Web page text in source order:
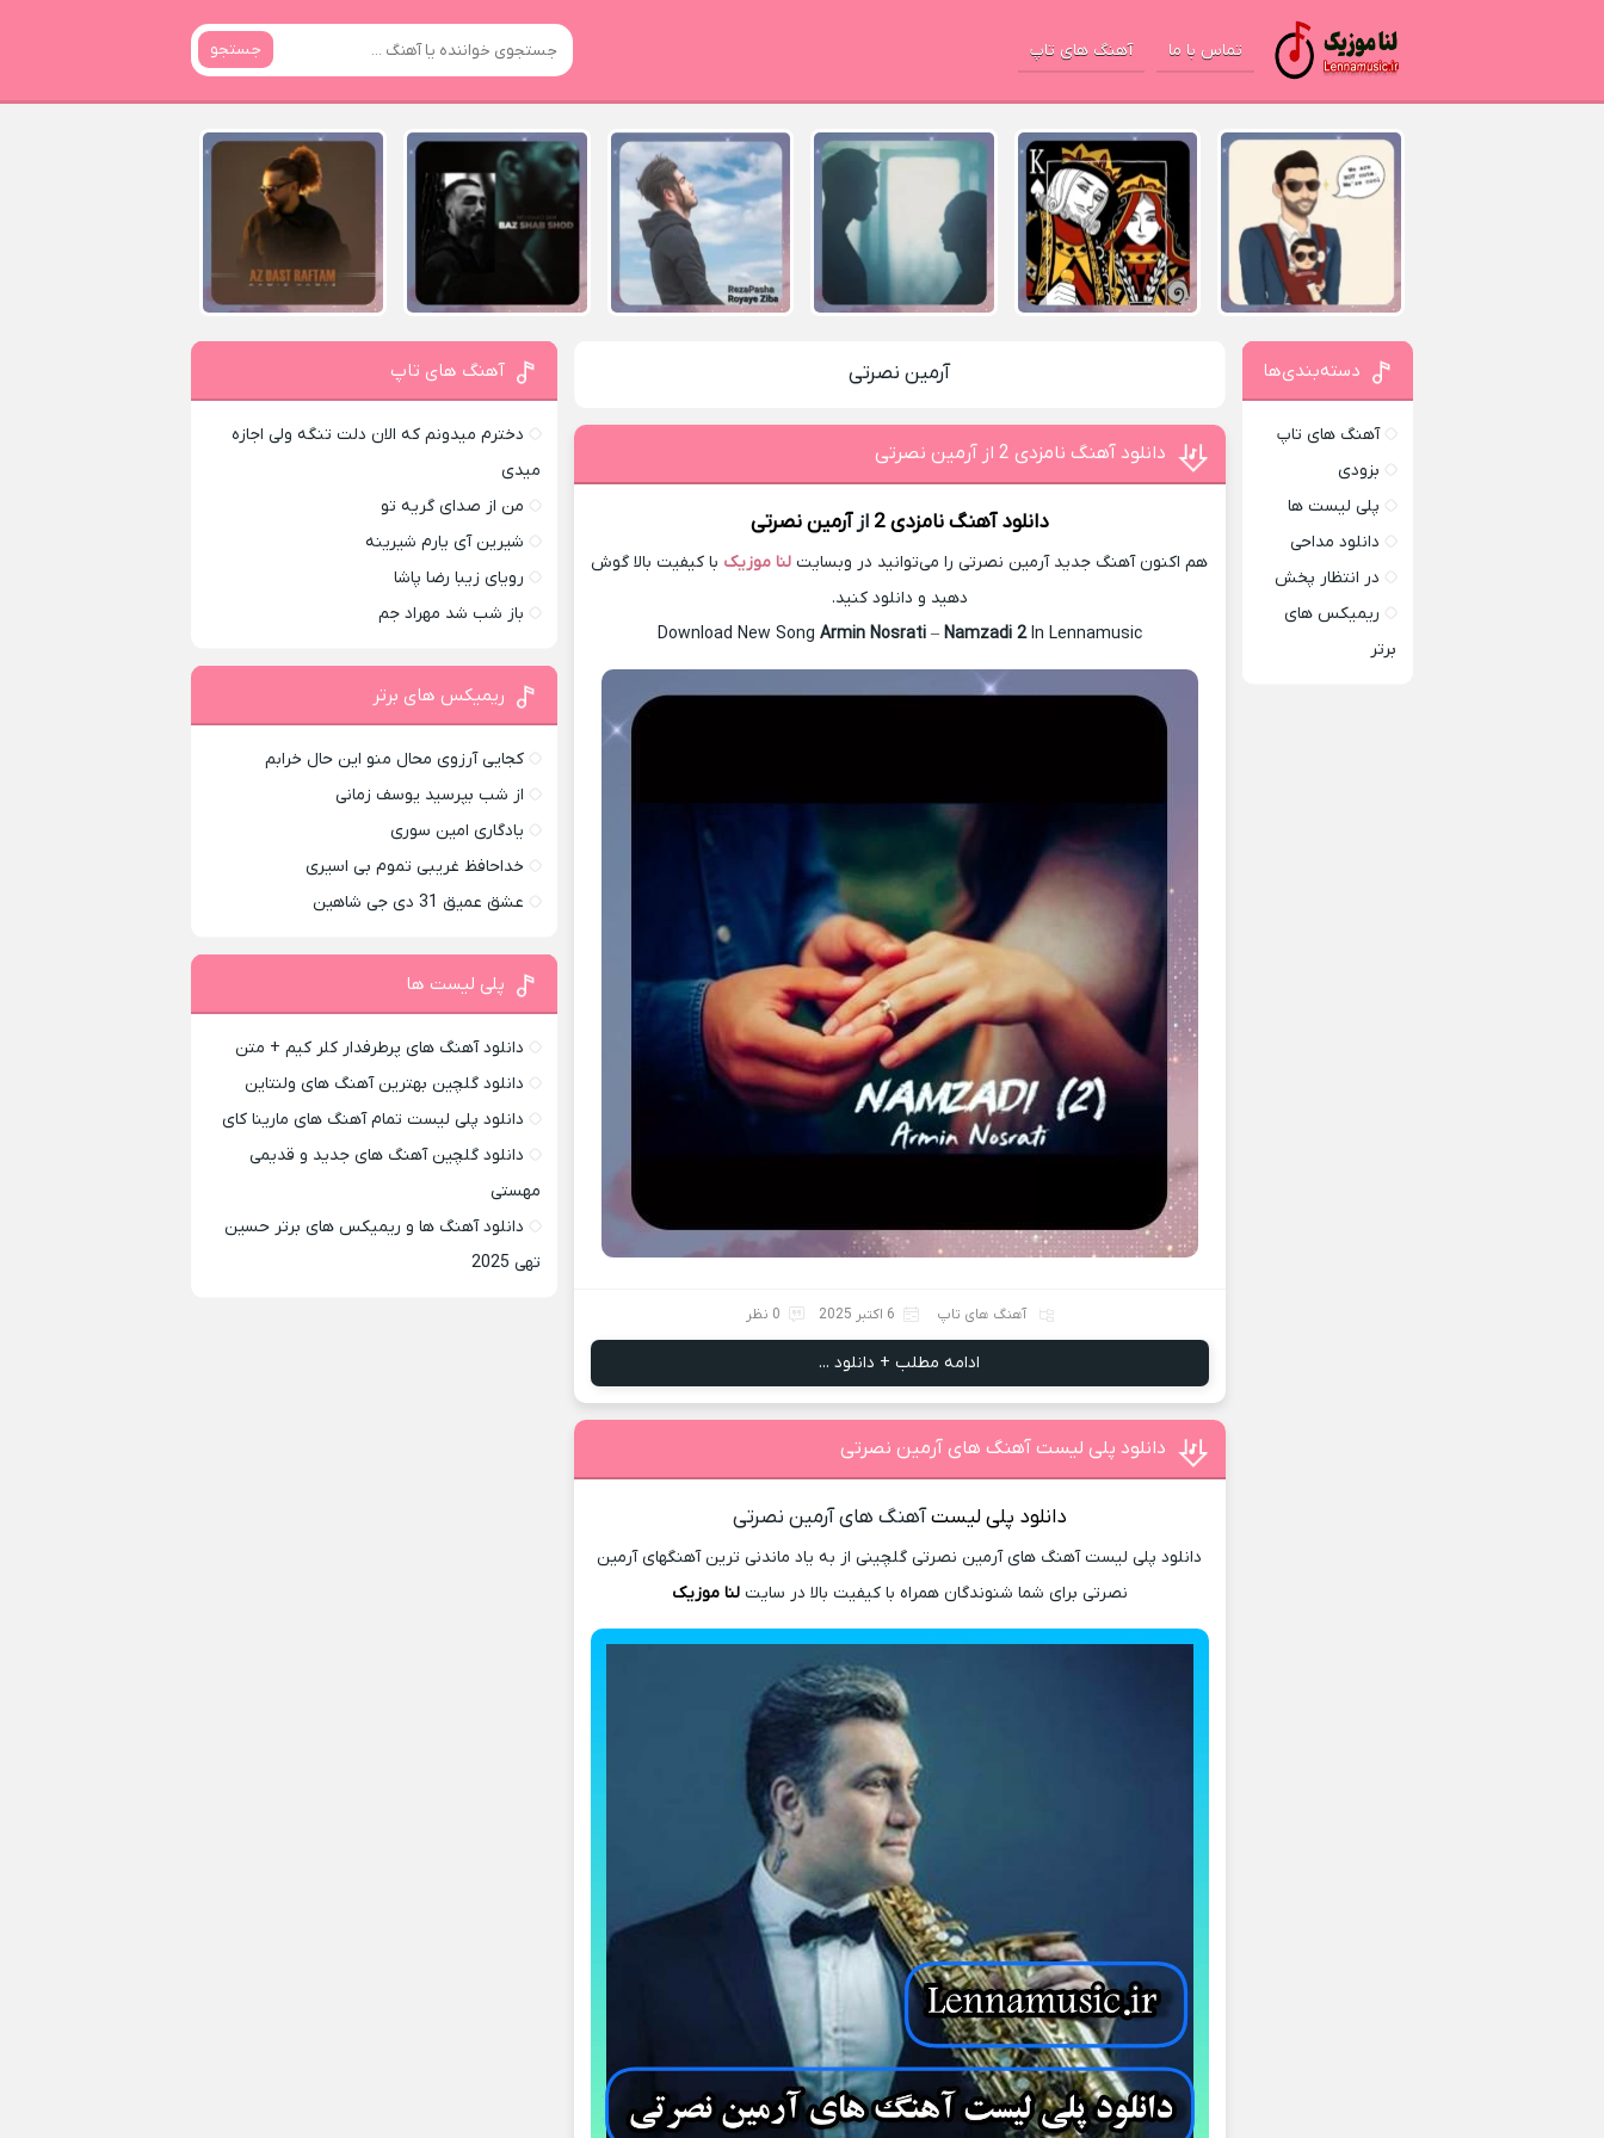
تماس با ما آهنگ های تاپ جستجو
آرمین نصرتی
دانلود آهنگ نامزدی 2 از آرمین نصرتی
دانلود آهنگنامزدی 2 ازآرمین نصرتی
هم اکنون آهنگ جدید آرمین نصرتی را می‌توانید در وبسایت لنا موزیک با کیفیت بالا گوش
دهید و دانلود کنید.
Download New Song Armin Nosrati– Namzadi 2In Lennamusic
آهنگ های تاپ 6 اکتبر 2025 0 نظر
ادامه مطلب + دانلود ...
دانلود پلی لیست آهنگ های آرمین نصرتی
دانلود پلی لیستآهنگ های آرمین نصرتی
دانلود پلی لیست آهنگ های آرمین نصرتی گلچینی از به ياد ماندنی ترین آهنگهای آرمین
نصرتی برای شما شنوندگان همراه با کیفیت بالا در سایتلنا موزیک
دسته‌بندی‌ها
آهنگ های تاپ
بزودی
پلی لیست ها
دانلود مداحی
در انتظار پخش
ریمیکس های
برتر
آهنگ های تاپ
دخترم میدونم که الان دلت تنگه ولی اجازه
میدی
من از صدای گريه تو
شیرین آی یارم شیرینه
رویای زیبا رضا پاشا
باز شب شد مهراد جم
ریمیکس های برتر
کجایی آرزوی محال منو این حال خرابم
از شب بپرسید یوسف زمانی
یادگاری امین سوری
خداحافظ غریبی تموم بی اسیری
عشق عمیق 31 دی جی شاهین
پلی لیست ها
دانلود آهنگ های پرطرفدار کلر کیم + متن
دانلود گلچین بهترین آهنگ های ولنتاین
دانلود پلی لیست تمام آهنگ های مارینا کای
دانلود گلچین آهنگ های جدید و قدیمی
مهستی
دانلود آهنگ ها و ریمیکس های برتر حسین
تهی 2025